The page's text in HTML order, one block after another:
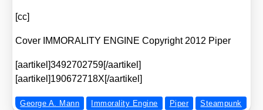
[cc]
Cover IMMORALITY ENGINE Copy­right 2012 Piper
[aartikel]3492702759[/aartikel]
[aartikel]190672718X[/aartikel]
George A. Mann Immorality Engine Piper Steampunk